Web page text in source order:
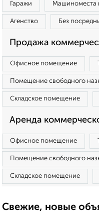
Гаражи Машиноместа
Агенство Без
Продажа
Офисное помещение
Помещение свободного
Складское помещение
Аренда
Офисное помещение
Помещение свободного
Складское помещение
Свежие, новые